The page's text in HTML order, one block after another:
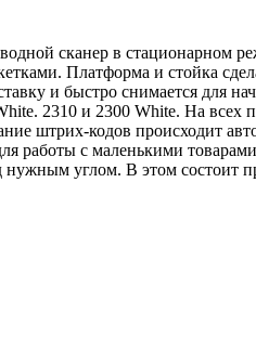
сканер в
Платформа и стойка
и быстро снимается
2310 и 2300 White. На
штрих-кодов происходит
работы с маленькими
углом. В этом состоит